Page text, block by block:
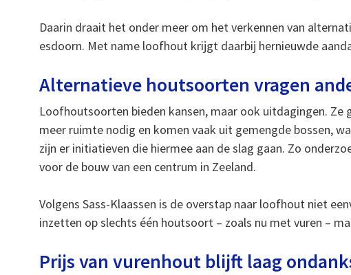
Daarin draait het onder meer om het verkennen van
esdoorn. Met name loofhout krijgt daarbij hernieuwde
Alternatieve houtsoorten vragen
Loofhoutsoorten bieden kansen, maar ook uitdagingen. Ze
meer ruimte nodig en komen vaak uit gemengde bossen,
zijn er initiatieven die hiermee aan de slag gaan. Zo
voor de bouw van een centrum in Zeeland.
Volgens Sass-Klaassen is de overstap naar loofhout niet
inzetten op slechts één houtsoort – zoals nu met vuren –
Prijs van vurenhout blijft laag